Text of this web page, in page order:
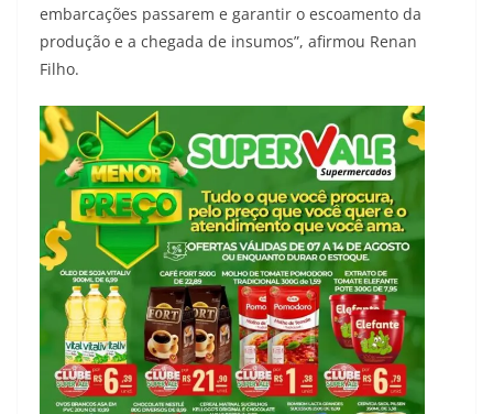
embarcações passarem e garantir o escoamento da
produção e a chegada de insumos”, afirmou Renan
Filho.